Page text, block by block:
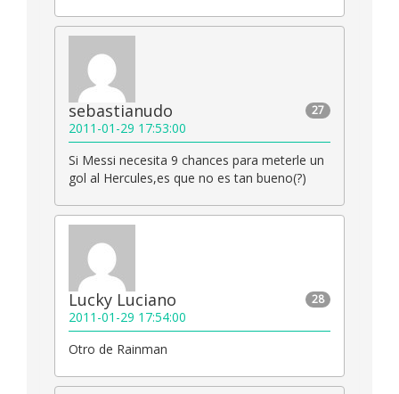
27
sebastianudo
2011-01-29 17:53:00
Si Messi necesita 9 chances para meterle un
gol al Hercules,es que no es tan bueno(?)
28
Lucky Luciano
2011-01-29 17:54:00
Otro de Rainman